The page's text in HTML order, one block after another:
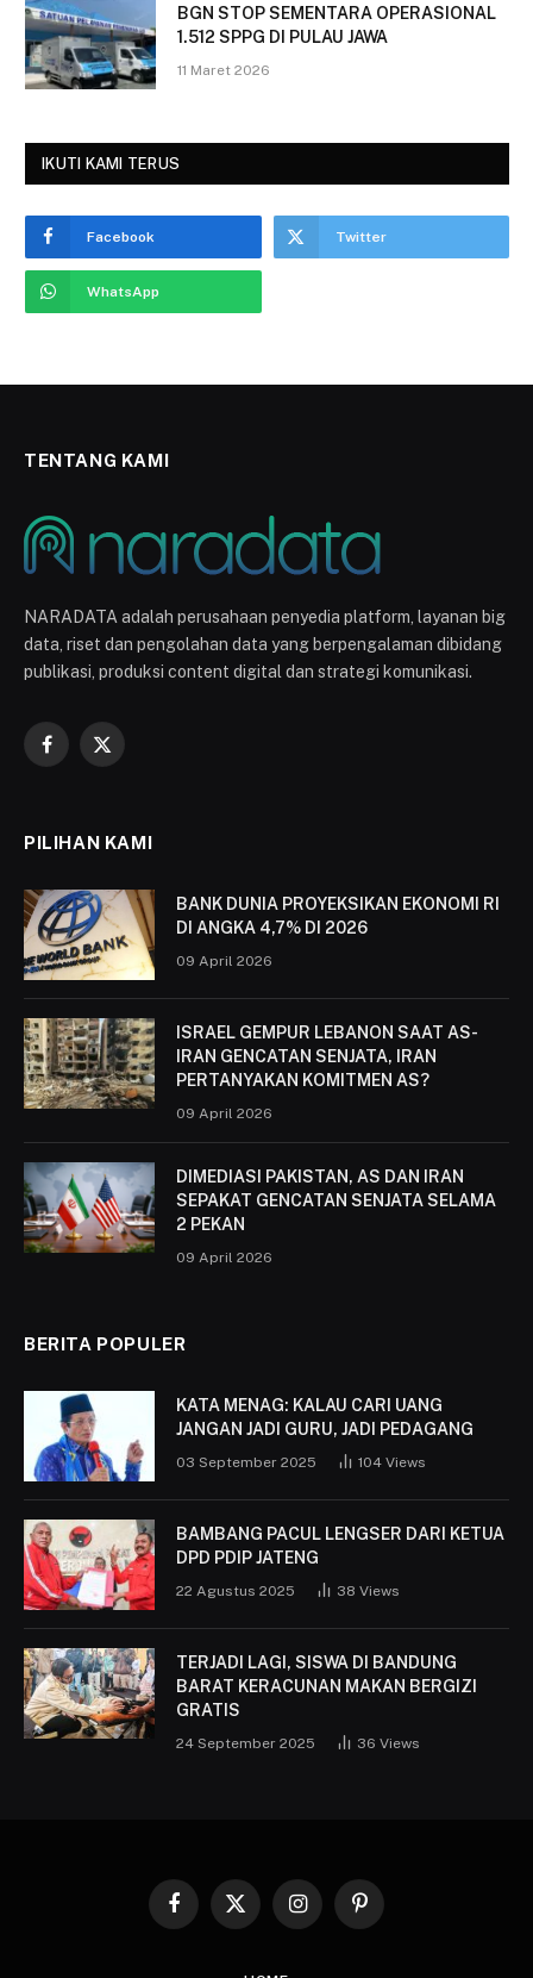
BGN STOP SEMENTARA OPERASIONAL
1.512 SPPG DI PULAU JAWA
11 Maret 2026
IKUTI KAMI TERUS
Facebook Twitter
WhatsApp
TENTANG KAMI
NARADATA adalah perusahaan penyedia platform, layanan big
data, riset dan pengolahan data yang berpengalaman dibidang
publikasi, produksi content digital dan strategi komunikasi.
Facebook
X
PILIHAN KAMI
BANK DUNIA PROYEKSIKAN EKONOMI RI
DI ANGKA 4,7% DI 2026
09 April 2026
ISRAEL GEMPUR LEBANON SAAT AS-
IRAN GENCATAN SENJATA, IRAN
PERTANYAKAN KOMITMEN AS?
09 April 2026
DIMEDIASI PAKISTAN, AS DAN IRAN
SEPAKAT GENCATAN SENJATA SELAMA
2 PEKAN
09 April 2026
BERITA POPULER
KATA MENAG: KALAU CARI UANG
JANGAN JADI GURU, JADI PEDAGANG
03 September 2025 104 Views
BAMBANG PACUL LENGSER DARI KETUA
DPD PDIP JATENG
22 Agustus 2025 38 Views
TERJADI LAGI, SISWA DI BANDUNG
BARAT KERACUNAN MAKAN BERGIZI
GRATIS
24 September 2025 36 Views
Facebook
X
InstagramPinterest